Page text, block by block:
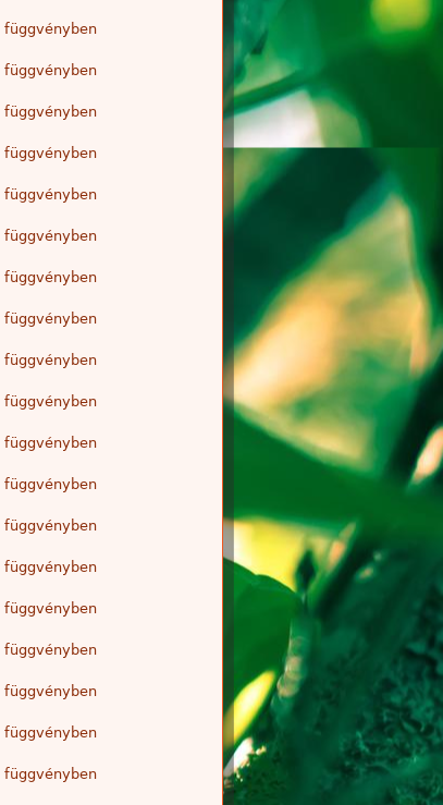
függvényben
függvényben
függvényben
függvényben
függvényben
függvényben
függvényben
függvényben
függvényben
függvényben
függvényben
függvényben
függvényben
függvényben
függvényben
függvényben
függvényben
függvényben
függvényben